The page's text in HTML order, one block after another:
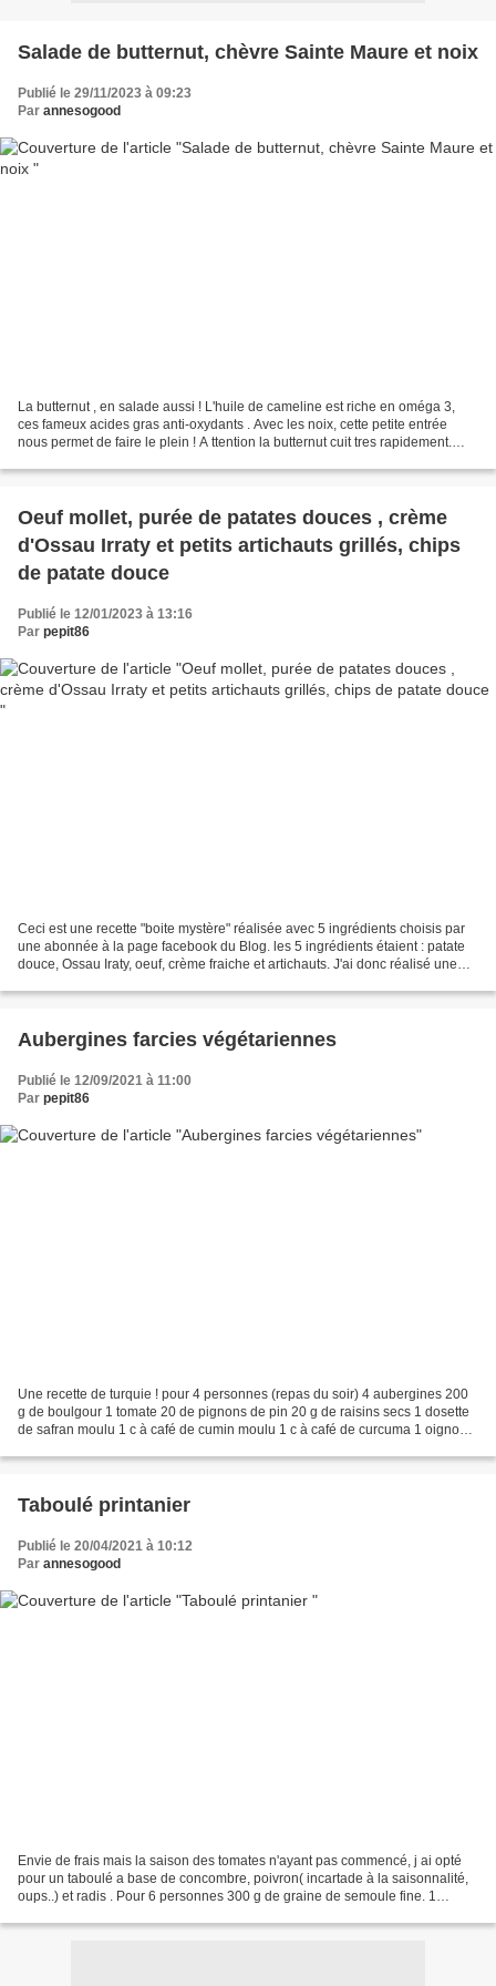
Salade de butternut, chèvre Sainte Maure et noix
Publié le 29/11/2023 à 09:23
Par annesogood
La butternut , en salade aussi ! L'huile de cameline est riche en oméga 3,
ces fameux acides gras anti-oxydants . Avec les noix, cette petite entrée
nous permet de faire le plein ! A ttention la butternut cuit tres rapidement.
Oeuf mollet, purée de patates douces , crème
d'Ossau Irraty et petits artichauts grillés, chips
de patate douce
Publié le 12/01/2023 à 13:16
Par pepit86
Ceci est une recette "boite mystère" réalisée avec 5 ingrédients choisis par
une abonnée à la page facebook du Blog. les 5 ingrédients étaient : patate
douce, Ossau Iraty, oeuf, crème fraiche et artichauts. J'ai donc réalisé une
Aubergines farcies végétariennes
Publié le 12/09/2021 à 11:00
Par pepit86
Une recette de turquie ! pour 4 personnes (repas du soir) 4 aubergines 200
g de boulgour 1 tomate 20 de pignons de pin 20 g de raisins secs 1 dosette
de safran moulu 1 c à café de cumin moulu 1 c à café de curcuma 1 oignon
Taboulé printanier
Publié le 20/04/2021 à 10:12
Par annesogood
Envie de frais mais la saison des tomates n'ayant pas commencé, j ai opté
pour un taboulé a base de concombre, poivron( incartade à la saisonnalité,
oups..) et radis . Pour 6 personnes 300 g de graine de semoule fine. 1